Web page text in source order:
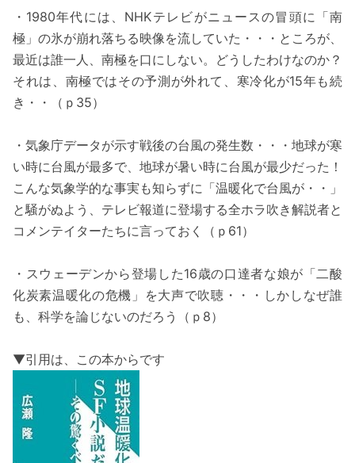
・1980年代には、NHKテレビがニュースの冒頭に「南
極」の氷が崩れ落ちる映像を流していた・・・ところが、
最近は誰一人、南極を口にしない。どうしたわけなのか？
それは、南極ではその予測が外れて、寒冷化が15年も続
き・・（ｐ35）
・気象庁データが示す戦後の台風の発生数・・・地球が寒
い時に台風が最多で、地球が暑い時に台風が最少だった！
こんな気象学的な事実も知らずに「温暖化で台風が・・」
と騒がぬよう、テレビ報道に登場する全ホラ吹き解説者と
コメンテイターたちに言っておく（ｐ61）
・スウェーデンから登場した16歳の口達者な娘が「二酸
化炭素温暖化の危機」を大声で吹聴・・・しかしなぜ誰
も、科学を論じないのだろう（ｐ8）
▼引用は、この本からです